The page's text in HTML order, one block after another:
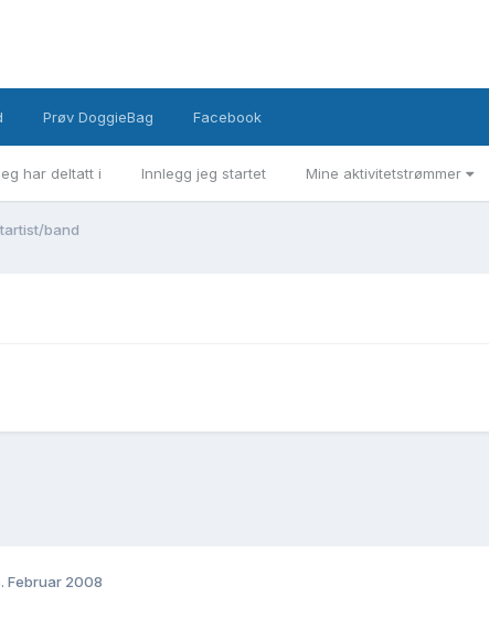
har deltatt i Innlegg jeg startet Mine aktivitetstrømmer
Prøv DoggieBag Facebook
band
Februar 2008